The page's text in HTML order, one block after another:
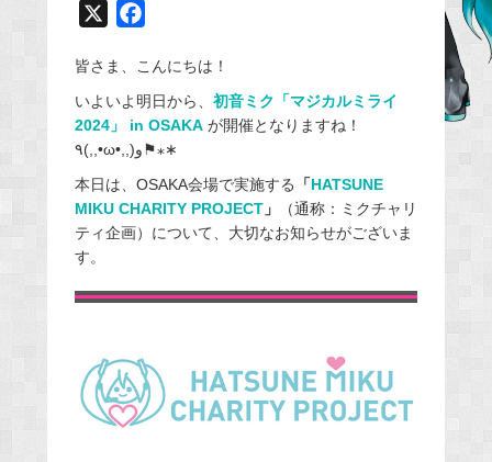
c
e
b
o
o
k
皆さま、こんにちは！
いよいよ明日から、 初音ミク「マジカルミライ
2024」 in OSAKAが開催となりますね！
٩(,,•ω•,,)و⚑⁎∗
本日は、OSAKA会場で実施する 「HATSUNE
MIKU CHARITY PROJECT」
（通称：ミクチャリ
ティ企画）について、大切なお知らせがございま
す。